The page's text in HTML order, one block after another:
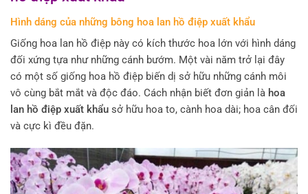
Hình dáng của những bông hoa lan hồ điệp xuất khẩu
Giống hoa lan hồ điệp này có kích thước hoa lớn với hình dáng
đối xứng tựa như những cánh bướm. Một vài năm trở lại đây
có một số giống hoa hồ điệp biến dị sở hữu những cánh môi
vô cùng bắt mắt và độc đáo. Cách nhận biết đơn giản là hoa
lan hồ điệp xuất khẩu sở hữu hoa to, cành hoa dài; hoa cân đối
và cực kì đều đặn.